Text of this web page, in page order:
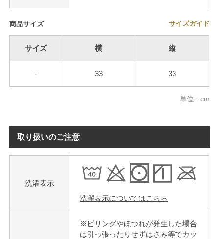
商品サイズ サイズガイド
サイズ 横 縦
- 33 33
単位：cm
取り扱いのご注意
洗濯表示
洗濯表示についてはこちら
※ピリングやほつれが発生した場合
は引っ張ったりせずはさみ等でカッ